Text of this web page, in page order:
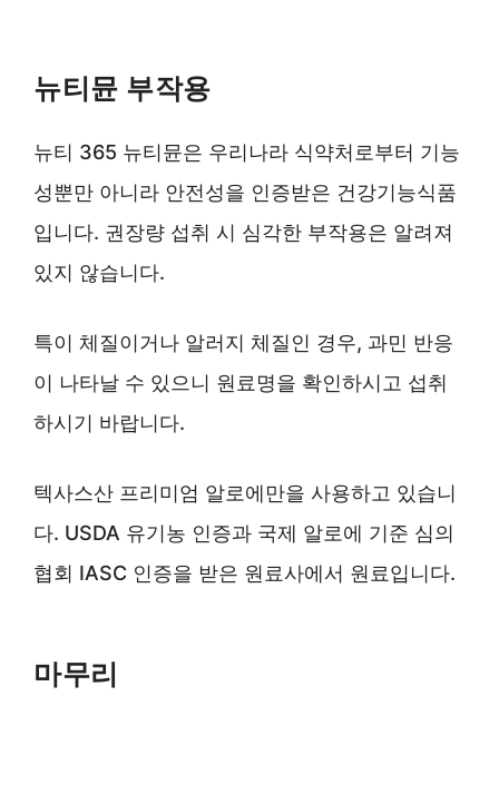
뉴티뮨 부작용
뉴티 365 뉴티뮨은 우리나라 식약처로부터 기능
성뿐만 아니라 안전성을 인증받은 건강기능식품
입니다. 권장량 섭취 시 심각한 부작용은 알려져
있지 않습니다.
특이 체질이거나 알러지 체질인 경우, 과민 반응
이 나타날 수 있으니 원료명을 확인하시고 섭취
하시기 바랍니다.
텍사스산 프리미엄 알로에만을 사용하고 있습니
다. USDA 유기농 인증과 국제 알로에 기준 심의
협회 IASC 인증을 받은 원료사에서 원료입니다.
마무리